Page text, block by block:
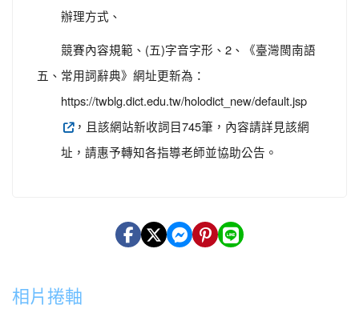
五、
辦理方式、
競賽內容規範、(五)字音字形、2、《臺灣閩南語
常用詞辭典》網址更新為：
https://twblg.dict.edu.tw/holodict_new/default.jsp
，且該網站新收詞目745筆，內容請詳見該網
址，請惠予轉知各指導老師並協助公告。
相片捲軸